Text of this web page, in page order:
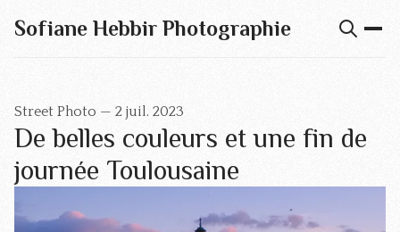
Sofiane Hebbir Photographie
Street Photo — 2 juil. 2023
De belles couleurs et une fin de
journée Toulousaine